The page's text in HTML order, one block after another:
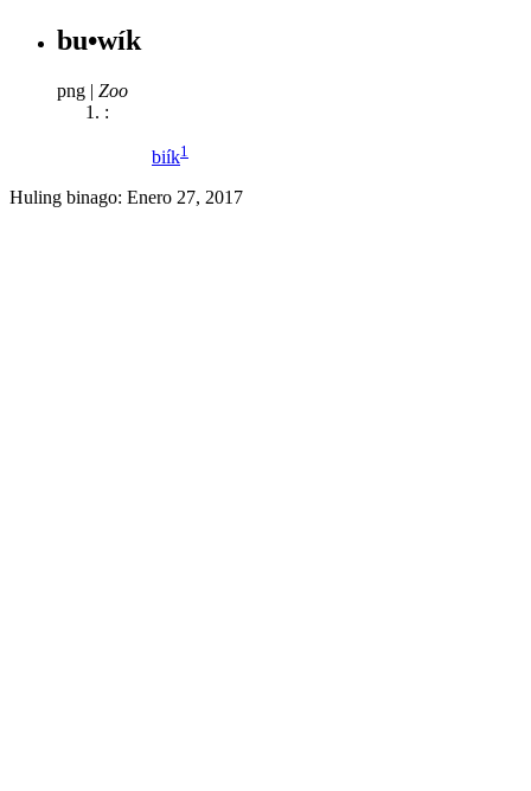
bu•wík
png | Zoo
:
biík1
Huling binago: Enero 27, 2017